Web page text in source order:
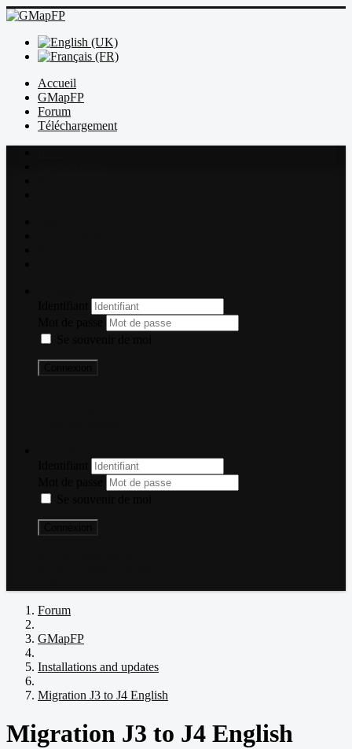
Accueil
GMapFP
Forum
Téléchargement
Forum
GMapFP
Installations and updates
Migration J3 to J4 English
Migration J3 to J4 English